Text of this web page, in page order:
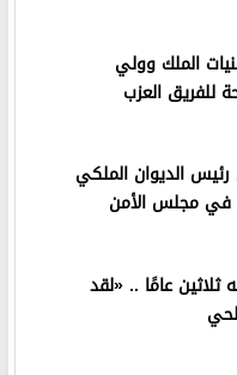
الملك وولي
للفريق العزب
رئيس الديوان الملكي
في مجلس الأمن
ثلاثين عامًا .. «لقد